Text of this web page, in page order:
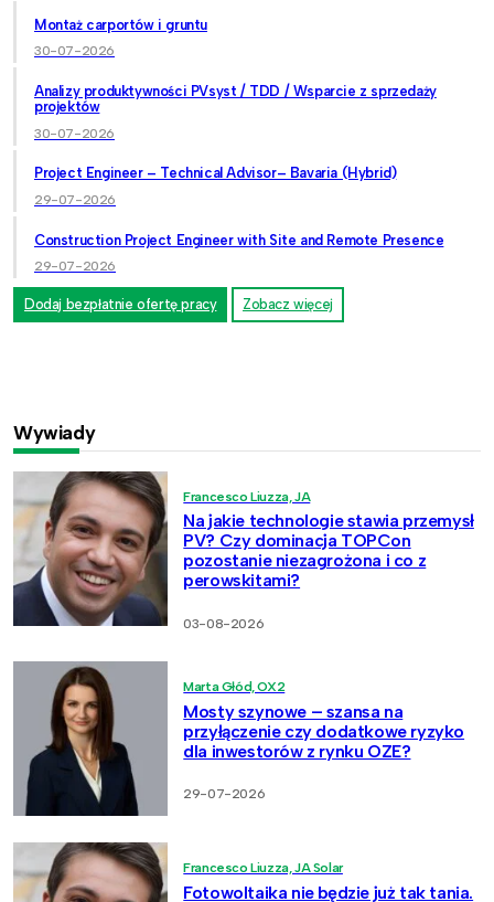
Montaż carportów i gruntu
30-07-2026
Analizy produktywności PVsyst / TDD / Wsparcie z sprzedaży
projektów
30-07-2026
Project Engineer – Technical Advisor– Bavaria (Hybrid)
29-07-2026
Construction Project Engineer with Site and Remote Presence
29-07-2026
Dodaj bezpłatnie ofertę pracy Zobacz więcej
Wywiady
Francesco Liuzza, JA
Na jakie technologie stawia przemysł
PV? Czy dominacja TOPCon
pozostanie niezagrożona i co z
perowskitami?
03-08-2026
Marta Głód, OX2
Mosty szynowe – szansa na
przyłączenie czy dodatkowe ryzyko
dla inwestorów z rynku OZE?
29-07-2026
Francesco Liuzza, JA Solar
Fotowoltaika nie będzie już tak tania.